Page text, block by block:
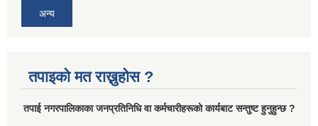
अन्य
तपाइको मत राख्नुहोस ?
तपा‌ई नगरपालिकाका जनप्रतिनिधि वा कर्मचारीहरूकाे कार्यबाट सन्तुष्ट हुनुहुन्छ ?